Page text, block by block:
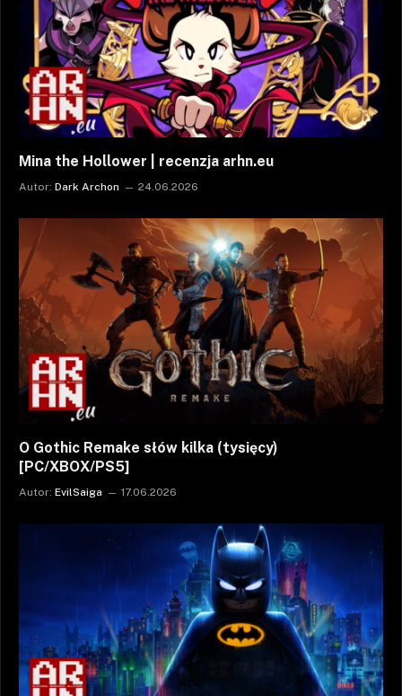
Mina the Hollower | recenzja arhn.eu
Autor: Dark Archon 24.06.2026
O Gothic Remake słów kilka (tysięcy)
[PC/XBOX/PS5]
Autor: EvilSaiga 17.06.2026